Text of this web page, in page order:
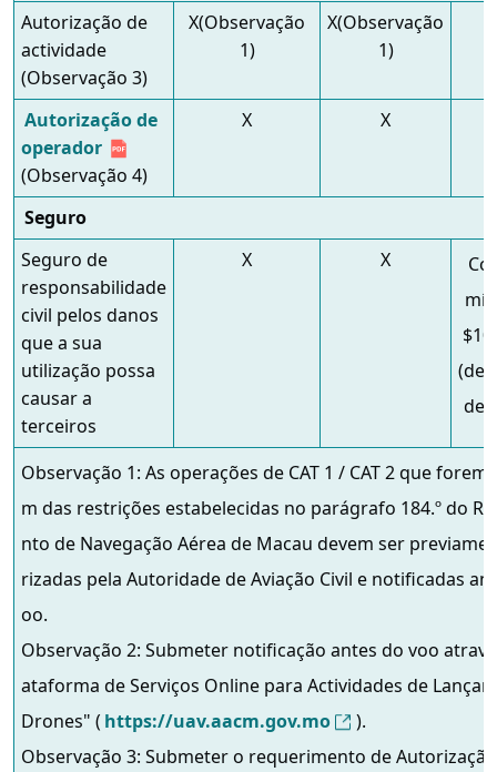
Autorização de
actividade
(Observação 3)
X(Observação
1)
X(Observação
1)
Autorização de
operador
(Observação 4)
X X
Seguro
Seguro de
responsabilidade
civil pelos danos
que a sua
utilização possa
causar a
terceiros
X X
de
Observação 1: As operações de CAT 1 / CAT 2 que forem
m das restrições estabelecidas no parágrafo 184.º do
nto de Navegação Aérea de Macau devem ser
rizadas pela Autoridade de Aviação Civil e notificadas
oo.
Observação 2: Submeter notificação antes do voo
ataforma de Serviços Online para Actividades de
Drones" ( https://uav.aacm.gov.mo
).
Observação 3: Submeter o requerimento de